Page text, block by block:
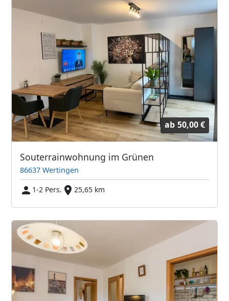
ab 50,00 €
Souterrainwohnung im Grünen
86637 Wertingen
1-2 Pers.
25,65 km